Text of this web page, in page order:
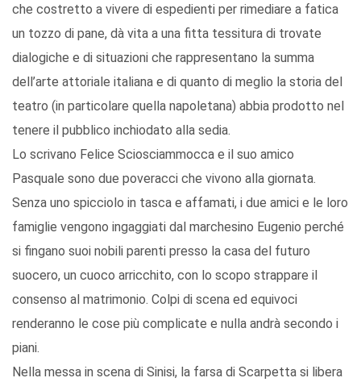
che costretto a vivere di espedienti per rimediare a fatica
un tozzo di pane, dà vita a una fitta tessitura di trovate
dialogiche e di situazioni che rappresentano la summa
dell’arte attoriale italiana e di quanto di meglio la storia del
teatro (in particolare quella napoletana) abbia prodotto nel
tenere il pubblico inchiodato alla sedia.
Lo scrivano Felice Sciosciammocca e il suo amico
Pasquale sono due poveracci che vivono alla giornata.
Senza uno spicciolo in tasca e affamati, i due amici e le loro
famiglie vengono ingaggiati dal marchesino Eugenio perché
si fingano suoi nobili parenti presso la casa del futuro
suocero, un cuoco arricchito, con lo scopo strappare il
consenso al matrimonio. Colpi di scena ed equivoci
renderanno le cose più complicate e nulla andrà secondo i
piani.
Nella messa in scena di Sinisi, la farsa di Scarpetta si libera